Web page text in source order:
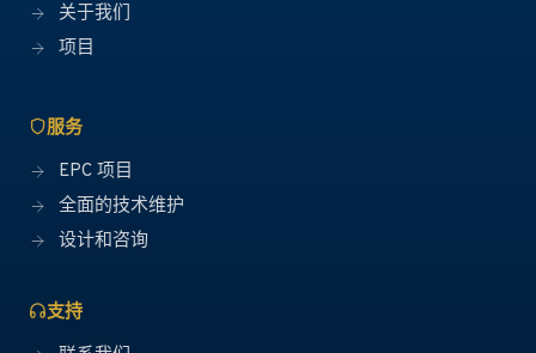
关于我们
项目
服务
EPC 项目
全面的技术维护
设计和咨询
支持